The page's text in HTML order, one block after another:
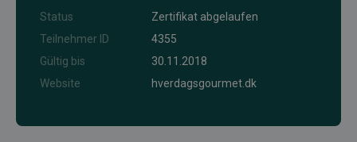
Status
Zertifikat abgelaufen
Teilnehmer ID
4355
Gültig bis
30.11.2018
Website
hverdagsgourmet.dk